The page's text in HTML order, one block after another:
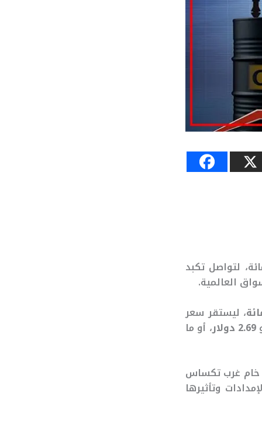
الجمعة على انخفاض ملحوظ تجاوز 4 في المائة، لتواصل تكبد
العالمية.
، ليستقر سعر
2.69 دولار
، أو ما
خام غرب تكساس
وتأثيرها